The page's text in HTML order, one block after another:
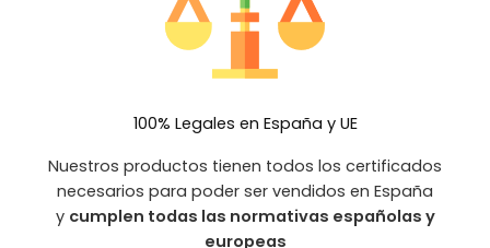
100% Legales en España y UE
Nuestros productos tienen todos los certificados
necesarios para poder ser vendidos en España
y cumplen todas las normativas españolas y
europeas